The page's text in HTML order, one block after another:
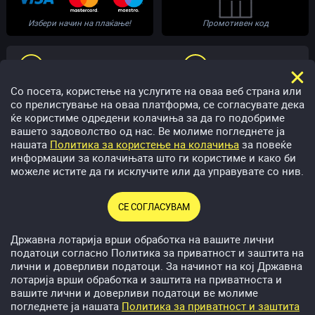
Избери начин на плаќање! Промотивен код
help@megawin.mk 02 5300331
Приредувач: Акционерско друштво за приредување игри на
среќа Државна лотарија на Република Северна Македонија.
Северна Македонија. ЕМБС: 6436846, ЕДБ: 4030008053368
Преземи за
Android
Со посета, користење на услугите на оваа веб страна или
со прелистување на оваа платформа, се согласувате дека
ќе користиме одредени колачиња за да го подобриме
вашето задоволство од нас. Ве молиме погледнете ја
нашата Политика за користење на колачиња за повеќе
информации за колачињата што ги користиме и како би
можеле истите да ги исклучите или да управувате со нив.
СЕ СОГЛАСУВАМ
Државна лотарија врши обработка на вашите лични
податоци согласно Политика за приватност и заштита на
лични и доверливи податоци. За начинот на кој Државна
лотарија врши обработка и заштита на приватноста и
вашите лични и доверливи податоци ве молиме
погледнете ја нашата Политика за приватност и заштита